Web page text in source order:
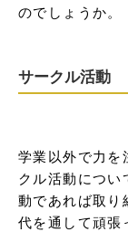
のでしょうか。
サークル活動
学業以外で力を
クル活動につ
動であれば取り
代を通して頑張